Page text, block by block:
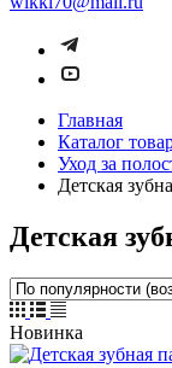
Главная
Каталог
Уход за
Детская
Детская
Новинка